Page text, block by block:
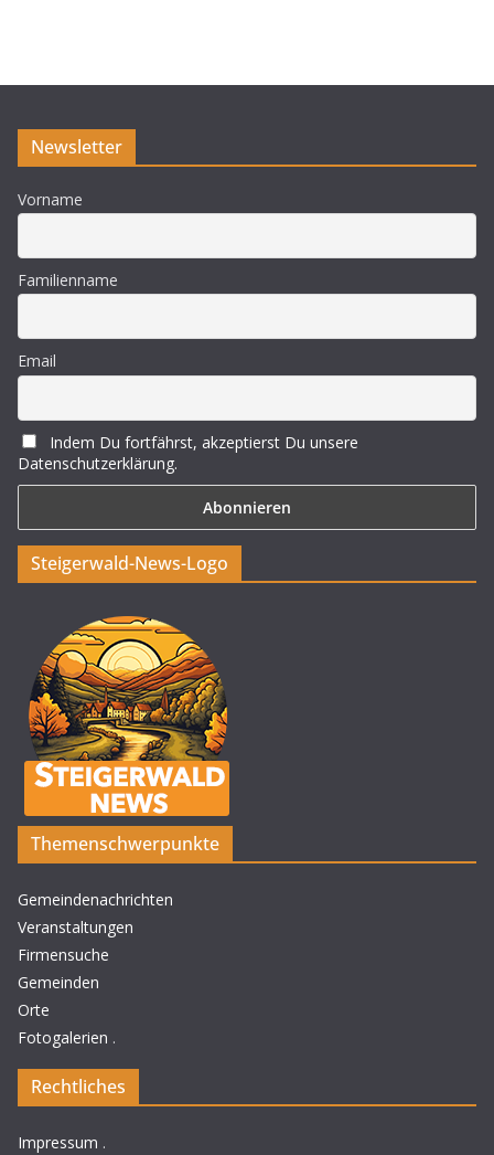
s
Newsletter
Vorname
Familienname
Email
Indem Du fortfährst, akzeptierst Du unsere
Datenschutzerklärung.
Steigerwald-News-Logo
Themenschwerpunkte
Gemeindenachrichten
Veranstaltungen
Firmensuche
Gemeinden
Orte
Fotogalerien .
Rechtliches
Impressum .